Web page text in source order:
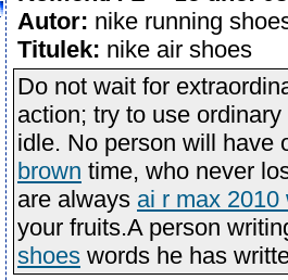
Autor: nike running
Titulek: nike air shoes
Do not wait for
action; try to use
idle. No person will have
brown time, who never
are always ai r max
your fruits.A person
shoes words he has